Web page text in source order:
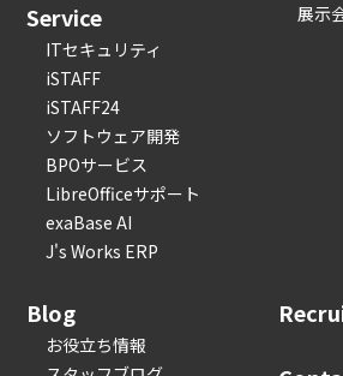
Service
ITセキュリティ
iSTAFF
iSTAFF24
ソフトウェア開発
BPOサービス
LibreOfficeサポート
exaBase AI
J's Works ERP
展示
Blog
お役立ち情報